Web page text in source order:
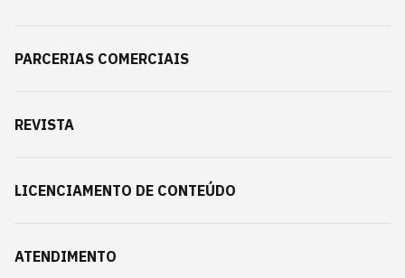
PARCERIAS COMERCIAIS
REVISTA
LICENCIAMENTO DE CONTEÚDO
ATENDIMENTO